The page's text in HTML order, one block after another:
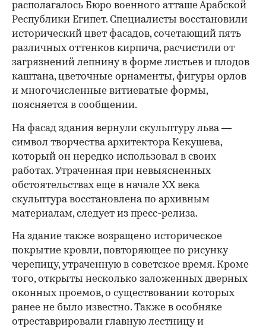
располагалось Бюро военного атташе Арабской
Республики Египет. Специалисты восстановили
исторический цвет фасадов, сочетающий пять
различных оттенков кирпича, расчистили от
загрязнений лепнину в форме листьев и плодов
каштана, цветочные орнаменты, фигуры орлов
и многочисленные витиеватые формы,
поясняется в сообщении.
На фасад здания вернули скульптуру льва —
символ творчества архитектора Кекушева,
который он нередко использовал в своих
работах. Утраченная при невыясненных
обстоятельствах еще в начале ХХ века
скульптура восстановлена по архивным
материалам, следует из пресс-релиза.
На здание также возращено историческое
покрытие кровли, повторяющее по рисунку
черепицу, утраченную в советское время. Кроме
того, открыты несколько заложенных дверных
оконных проемов, о существовании которых
ранее не было известно. Также в особняке
отреставрировали главную лестницу и